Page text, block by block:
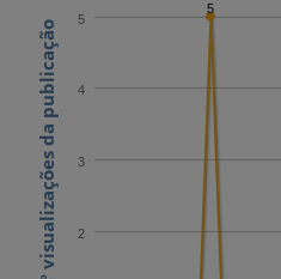
N.º visualizações da publicação
5
2
3
4
5